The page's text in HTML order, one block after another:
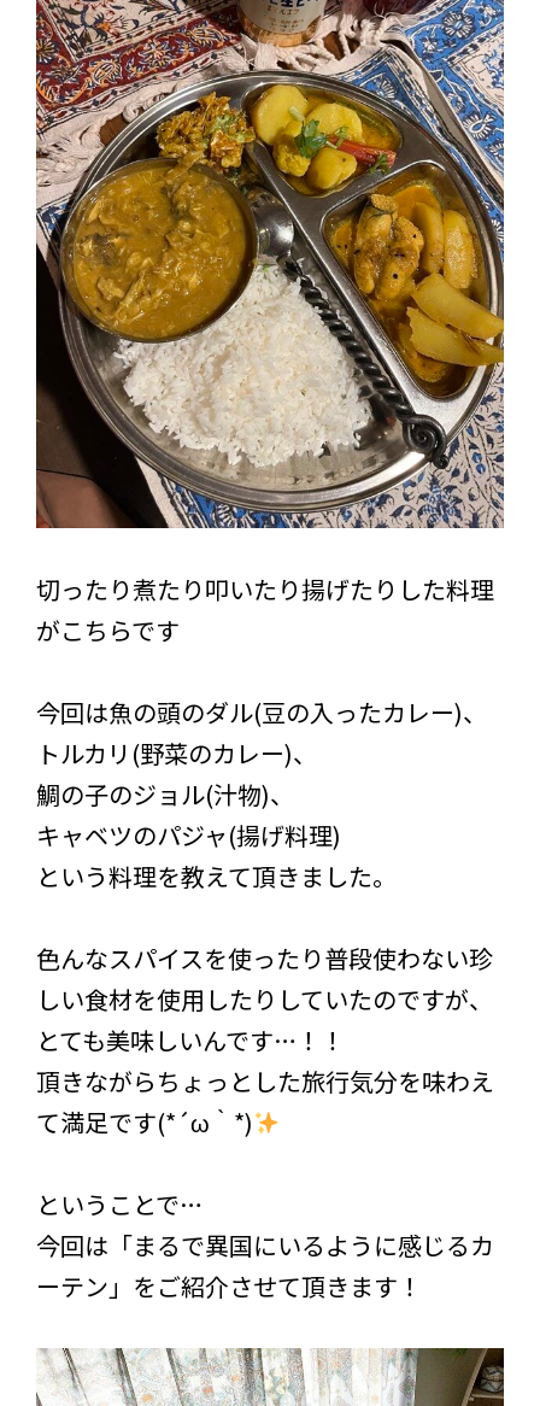
切ったり煮たり叩いたり揚げたりした料理
がこちらです
今回は魚の頭のダル(豆の入ったカレー)、
トルカリ(野菜のカレー)、
鯛の子のジョル(汁物)、
キャベツのパジャ(揚げ料理)
という料理を教えて頂きました。
色んなスパイスを使ったり普段使わない珍
しい食材を使用したりしていたのですが、
とても美味しいんです…！！
頂きながらちょっとした旅行気分を味わえ
て満足です(*´ω｀*)
ということで…
今回は「まるで異国にいるように感じるカ
ーテン」をご紹介させて頂きます！